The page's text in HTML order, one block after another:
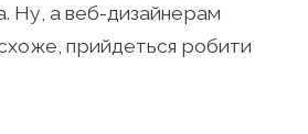
Ну, а веб-дизайнерам
прийдеться робити